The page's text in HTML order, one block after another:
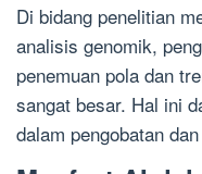
Di bidang penelitian
analisis genomik,
penemuan pola dan
sangat besar. Hal ini
dalam pengobatan